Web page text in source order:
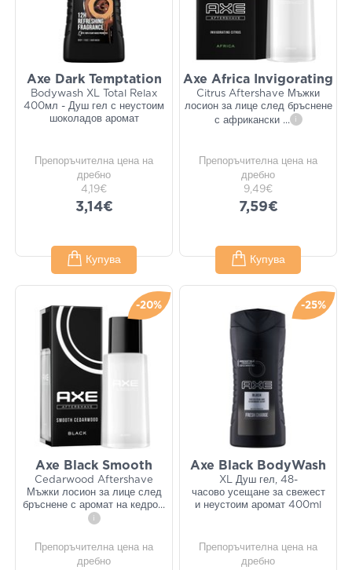
Axe Dark Temptation
Bodywash XL Total Relax
400мл - Душ гел с неустоим
шоколадов аромат
Препоръчителна цена на
дребно
4,19€
3,14€
Купува
Axe Africa Invigorating
Citrus Aftershave Мъжки
лосион за лице след бръснене
с африкански ... i
Препоръчителна цена на
дребно
9,49€
7,59€
Купува
-20%
Axe Black Smooth
Cedarwood Aftershave
Мъжки лосион за лице след
бръснене с аромат на кедро...
i
Препоръчителна цена на
дребно
-25%
Axe Black BodyWash
XL Душ гел, 48-
часово усещане за свежест
и неустоим аромат 400ml
Препоръчителна цена на
дребно